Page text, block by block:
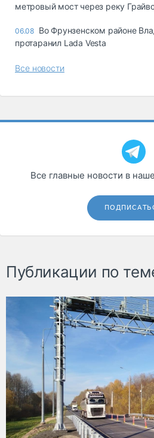
метровый мост через реку
06.08 Во Фрунзенском районе
протаранил Lada Vesta
Все новости
Все главные новости в
Публикации по